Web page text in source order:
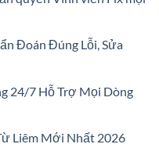
Đoán Đúng Lỗi, Sửa
24/7 Hỗ Trợ Mọi Dòng
Liêm Mới Nhất 2026